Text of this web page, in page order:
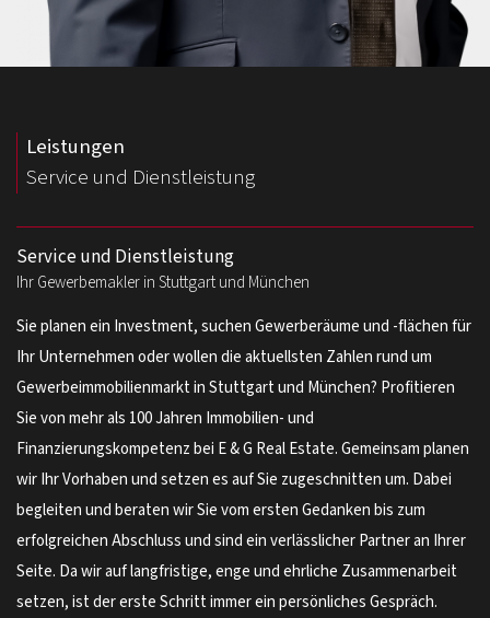
Leistungen
Service und Dienstleistung
Service und Dienstleistung
Ihr Gewerbemakler in Stuttgart und München
Sie planen ein Investment, suchen Gewerberäume und -flächen für
Ihr Unternehmen oder wollen die aktuellsten Zahlen rund um
Gewerbeimmobilienmarkt in Stuttgart und München? Profitieren
Sie von mehr als 100 Jahren Immobilien- und
Finanzierungskompetenz bei E & G Real Estate. Gemeinsam planen
wir Ihr Vorhaben und setzen es auf Sie zugeschnitten um. Dabei
begleiten und beraten wir Sie vom ersten Gedanken bis zum
erfolgreichen Abschluss und sind ein verlässlicher Partner an Ihrer
Seite. Da wir auf langfristige, enge und ehrliche Zusammenarbeit
setzen, ist der erste Schritt immer ein persönliches Gespräch.